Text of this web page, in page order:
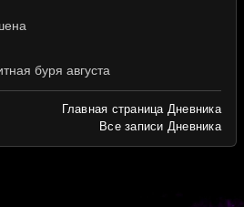
буря августа
Главная страница Дневника
Все записи Дневника